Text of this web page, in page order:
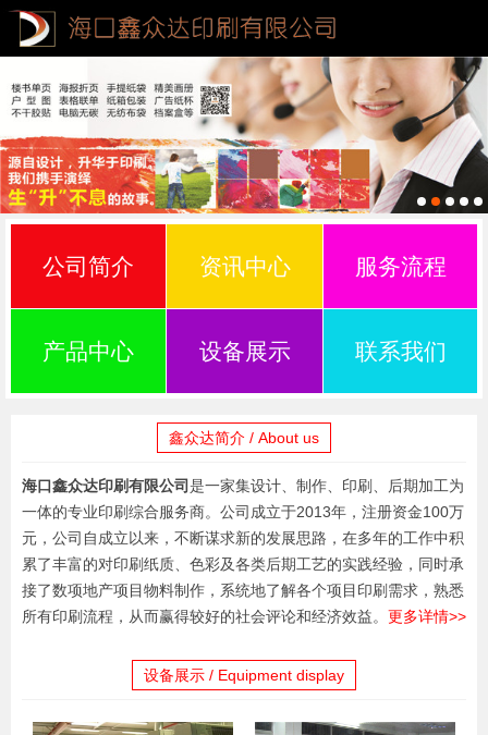
公司简介 资讯中心 服务流程
产品中心 设备展示 联系我们
鑫众达简介 / About us
海口鑫众达印刷有限公司是一家集设计、制作、印刷、后期加工为
一体的专业印刷综合服务商。公司成立于2013年，注册资金100万
元，公司自成立以来，不断谋求新的发展思路，在多年的工作中积
累了丰富的对印刷纸质、色彩及各类后期工艺的实践经验，同时承
接了数项地产项目物料制作，系统地了解各个项目印刷需求，熟悉
所有印刷流程，从而赢得较好的社会评论和经济效益。 更多详情>>
设备展示 / Equipment display